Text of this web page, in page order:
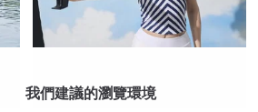
我們建議的瀏覽環境